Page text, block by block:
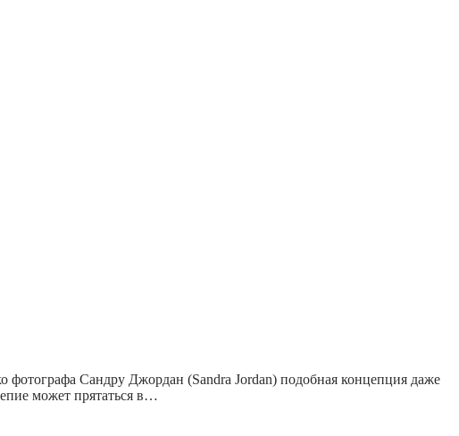
фотографа Сандру Джордан (Sandra Jordan) подобная концепция даже
может прятаться в…